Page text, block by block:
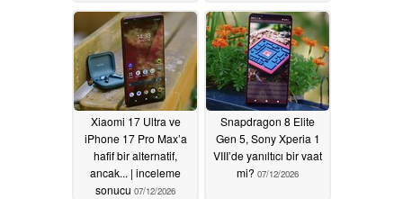
07/12/2026 07/12/2026
Xiaomi 17 Ultra ve
iPhone 17 Pro Max’a
hafif bir alternatif,
ancak... | inceleme
sonucu 07/12/2026
Snapdragon 8 Elite
Gen 5, Sony Xperia 1
VIII’de yanıltıcı bir vaat
mi? 07/12/2026